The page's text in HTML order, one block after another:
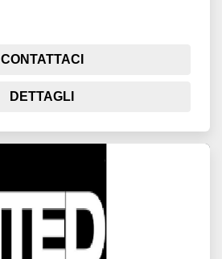
CONTATTACI
DETTAGLI